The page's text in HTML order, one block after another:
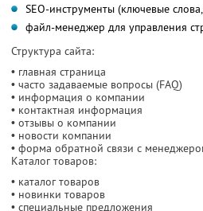
SEO-инструменты (ключевые
файл-менеджер для управления
Структура сайта:
• главная страница
• часто задаваемые вопросы (FAQ)
• информация о компании
• контактная информация
• отзывы о компании
• новости компании
• форма обратной связи с
Каталог товаров:
• каталог товаров
• новинки товаров
• специальные предложения